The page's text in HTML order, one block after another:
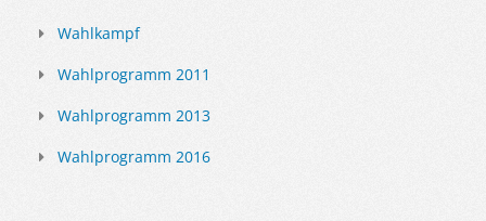
Wahlkampf
Wahlprogramm 2011
Wahlprogramm 2013
Wahlprogramm 2016